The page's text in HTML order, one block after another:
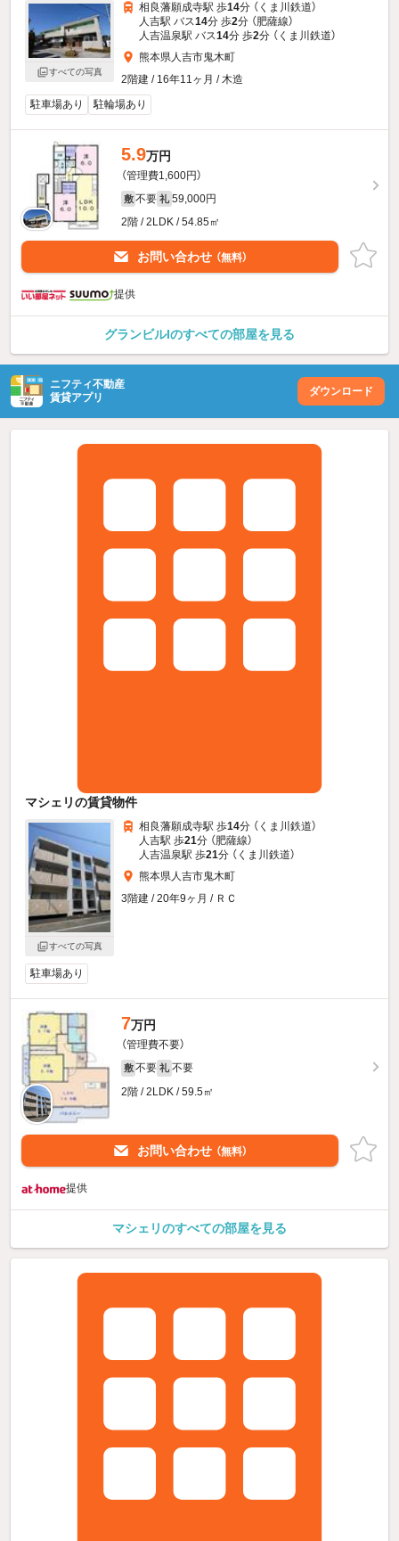
すべての写真
相良藩願成寺駅 歩14分 （くま川鉄道）
人吉駅 バス14分 歩2分 （肥薩線）
人吉温泉駅 バス14分 歩2分 （くま川鉄道）
熊本県人吉市鬼木町
2階建 / 16年11ヶ月 / 木造
駐車場あり
駐輪場あり
5.9万円
（管理費1,600円）
敷 不要 礼 59,000円
2階 / 2LDK / 54.85㎡
お問い合わせ （無料）
提供
グランビルIのすべての部屋を見る
ニフティ不動産
賃貸アプリ
ダウンロード
マシェリの賃貸物件
すべての写真
相良藩願成寺駅 歩14分 （くま川鉄道）
人吉駅 歩21分 （肥薩線）
人吉温泉駅 歩21分 （くま川鉄道）
熊本県人吉市鬼木町
3階建 / 20年9ヶ月 / ＲＣ
駐車場あり
7万円
（管理費不要）
敷 不要 礼 不要
2階 / 2LDK / 59.5㎡
お問い合わせ （無料）
提供
マシェリのすべての部屋を見る